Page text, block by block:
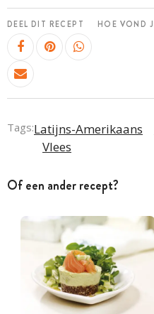
DEEL DIT RECEPT HOE VOND
Tags:Latijns-Amerikaans
Vlees
Of een ander recept?